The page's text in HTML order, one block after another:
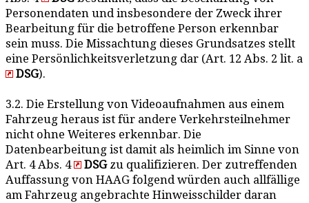
Personendaten und insbesondere der Zweck ihrer
Bearbeitung für die betroffene Person erkennbar
sein muss. Die Missachtung dieses Grundsatzes stellt
eine Persönlichkeitsverletzung dar (Art. 12 Abs. 2 lit. a
DSG).
3.2. Die Erstellung von Videoaufnahmen aus einem
Fahrzeug heraus ist für andere Verkehrsteilnehmer
nicht ohne Weiteres erkennbar. Die
Datenbearbeitung ist damit als heimlich im Sinne von
Art. 4 Abs. 4
DSGzu qualifizieren. Der zutreffenden
Auffassung von HAAG folgend würden auch allfällige
am Fahrzeug angebrachte Hinweisschilder daran